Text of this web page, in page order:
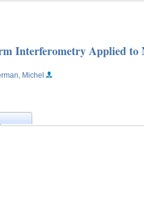
Interferometry Applied to
Michel